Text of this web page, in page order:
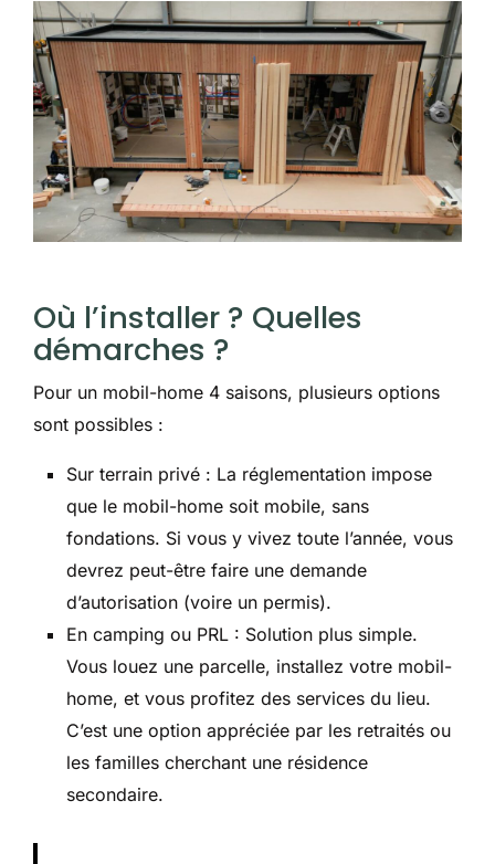
Où l’installer ? Quelles
démarches ?
Pour un mobil-home 4 saisons, plusieurs options
sont possibles :
Sur terrain privé : La réglementation impose
que le mobil-home soit mobile, sans
fondations. Si vous y vivez toute l’année, vous
devrez peut-être faire une demande
d’autorisation (voire un permis).
En camping ou PRL : Solution plus simple.
Vous louez une parcelle, installez votre mobil-
home, et vous profitez des services du lieu.
C’est une option appréciée par les retraités ou
les familles cherchant une résidence
secondaire.